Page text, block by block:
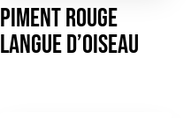
Piment rouge
langue d’oiseau